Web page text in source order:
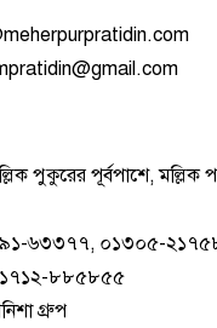
পুকুরের পূর্বপাশে, মল্লিক
৬৩৩৭৭, ০১৩০৫-
৮৮৫৮৫৫
গ্রুপ